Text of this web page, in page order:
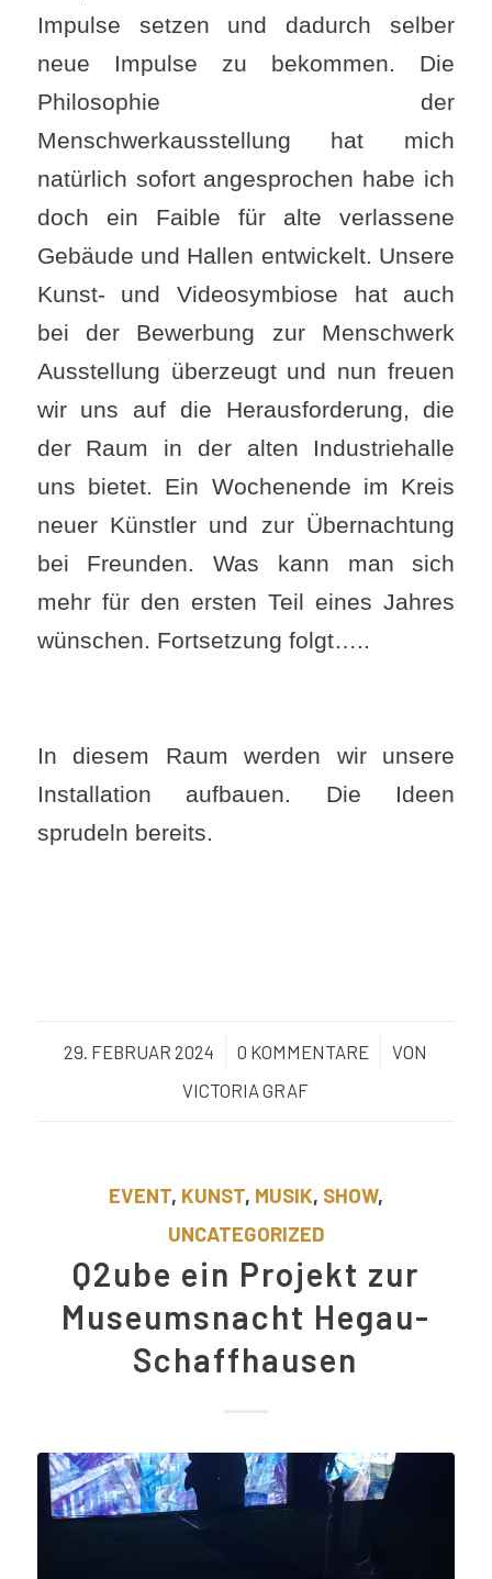
Impulse setzen und dadurch selber
neue Impulse zu bekommen. Die
Philosophie der
Menschwerkausstellung hat mich
natürlich sofort angesprochen habe ich
doch ein Faible für alte verlassene
Gebäude und Hallen entwickelt. Unsere
Kunst- und Videosymbiose hat auch
bei der Bewerbung zur Menschwerk
Ausstellung überzeugt und nun freuen
wir uns auf die Herausforderung, die
der Raum in der alten Industriehalle
uns bietet. Ein Wochenende im Kreis
neuer Künstler und zur Übernachtung
bei Freunden. Was kann man sich
mehr für den ersten Teil eines Jahres
wünschen. Fortsetzung folgt…..
In diesem Raum werden wir unsere
Installation aufbauen. Die Ideen
sprudeln bereits.
29. FEBRUAR 2024
/ 0 KOMMENTARE
/
VON
VICTORIA GRAF
EVENT, KUNST, MUSIK, SHOW,
UNCATEGORIZED
Q2ube ein Projekt zur
Museumsnacht Hegau-
Schaffhausen